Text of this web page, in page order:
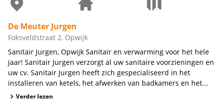
De Meuter Jurgen
Foksveldstraat 2, Opwijk
Sanitair Jurgen, Opwijk Sanitair en verwarming voor het hele
jaar! Sanitair Jurgen verzorgt al uw sanitaire voorzieningen en
uw cv. Sanitair Jurgen heeft zich gespecialiseerd in het
installeren van ketels, het afwerken van badkamers en het...
Verder lezen